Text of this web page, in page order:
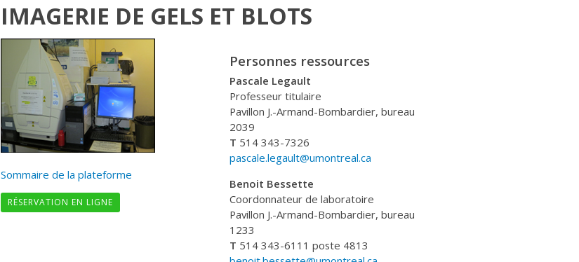
IMAGERIE DE GELS ET BLOTS
Sommaire de la plateforme
RÉSERVATION EN LIGNE
Personnes ressources
Pascale Legault
Professeur titulaire
Pavillon J.-Armand-Bombardier, bureau
2039
T 514 343-7326
pascale.legault@umontreal.ca
Benoit Bessette
Coordonnateur de laboratoire
Pavillon J.-Armand-Bombardier, bureau
1233
T 514 343-6111 poste 4813